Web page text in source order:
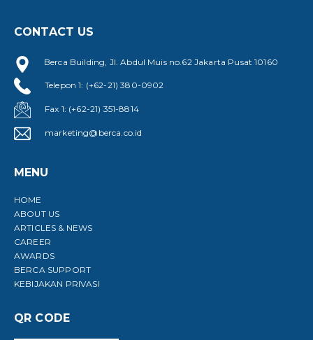
CONTACT US
Berca Building, Jl. Abdul Muis no.62 Jakarta Pusat 10160
Telepon 1: (+62-21) 380-0902
Fax 1: (+62-21) 351-8814
marketing@berca.co.id
MENU
HOME
ABOUT US
ARTICLES & NEWS
CAREER
AWARDS
BERCA SUPPORT
KEBIJAKAN PRIVASI
QR CODE